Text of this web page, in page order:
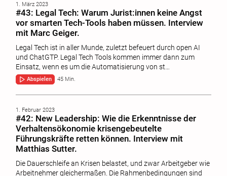
1. März 2023
#43: Legal Tech: Warum Jurist:innen keine Angst
vor smarten Tech-Tools haben müssen. Interview
mit Marc Geiger.
Legal Tech ist in aller Munde, zuletzt befeuert durch open AI
und ChatGTP. Legal Tech Tools kommen immer dann zum
Einsatz, wenn es um die Automatisierung von st…
Abspielen 45 Min.
1. Februar 2023
#42: New Leadership: Wie die Erkenntnisse der
Verhaltensökonomie krisengebeutelte
Führungskräfte retten können. Interview mit
Matthias Sutter.
Die Dauerschleife an Krisen belastet, und zwar Arbeitgeber wie
Arbeitnehmer gleichermaßen. Die Rahmenbedingungen sind